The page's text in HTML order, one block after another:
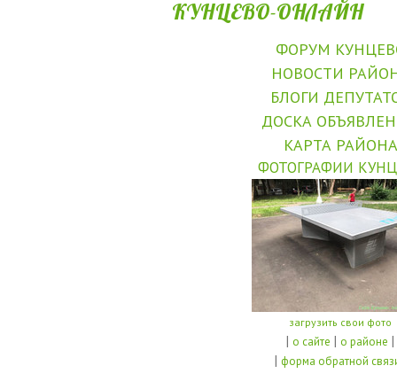
КУНЦЕВО-ОНЛАЙН
ФОРУМ
НОВОСТИ
БЛОГИ
ДОСКА
КАРТА РАЙОНА
ФОТОГРАФИИ
загрузить свои фото
| о сайте | о районе |
| форма обратной